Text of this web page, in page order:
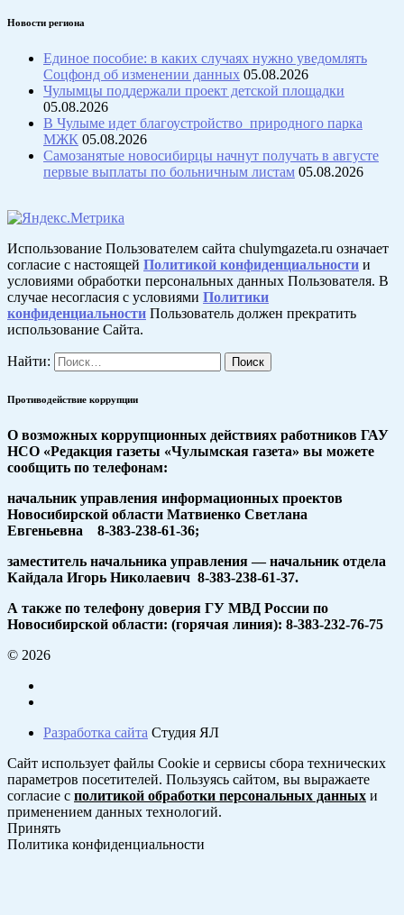
Новости региона
Единое пособие: в каких случаях нужно уведомлять
Соцфонд об изменении данных 05.08.2026
Чулымцы поддержали проект детской площадки
05.08.2026
В Чулыме идет благоустройство природного парка
МЖК 05.08.2026
Самозанятые новосибирцы начнут получать в августе
первые выплаты по больничным листам 05.08.2026
Использование Пользователем сайта chulymgazeta.ru означает
согласие с настоящей Политикой конфиденциальности и
условиями обработки персональных данных Пользователя. В
случае несогласия с условиями Политики
конфиденциальности Пользователь должен прекратить
использование Сайта.
Найти:
Противодействие коррупции
О возможных коррупционных действиях работников ГАУ
НСО «Редакция газеты «Чулымская газета» вы можете
сообщить по телефонам:
начальник управления информационных проектов
Новосибирской области Матвиенко Светлана
Евгеньевна 8-383-238-61-36;
заместитель начальника управления — начальник отдела
Кайдала Игорь Николаевич 8-383-238-61-37.
А также по телефону доверия ГУ МВД России по
Новосибирской области: (горячая линия): 8-383-232-76-75
© 2026
Разработка сайта Студия ЯЛ
Сайт использует файлы Cookie и сервисы сбора технических
параметров посетителей. Пользуясь сайтом, вы выражаете
согласие с политикой обработки персональных данных и
применением данных технологий.
Принять
Политика конфиденциальности